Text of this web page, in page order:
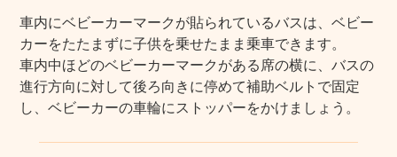
車内にベビーカーマークが貼られているバスは、ベビー
カーをたたまずに子供を乗せたまま乗車できます。
車内中ほどのベビーカーマークがある席の横に、バスの
進行方向に対して後ろ向きに停めて補助ベルトで固定
し、ベビーカーの車輪にストッパーをかけましょう。